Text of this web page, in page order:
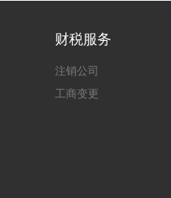
财税服务
注销公司
工商变更